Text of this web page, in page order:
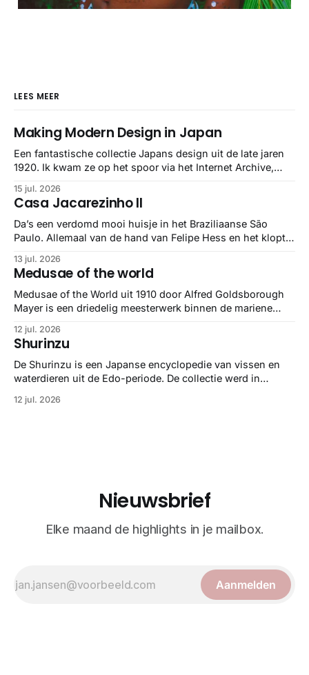
LEES MEER
Making Modern Design in Japan
Een fantastische collectie Japans design uit de late jaren
1920. Ik kwam ze op het spoor via het Internet Archive,
gebundeld in een: boek ✨ Daarin hebben ze alle scans een
stuk netter getrokken, maar op deze manier vind ik ze er
minstens
15 jul. 2026
Casa Jacarezinho II
Da’s een verdomd mooi huisje in het Braziliaanse São
Paulo. Allemaal van de hand van Felipe Hess en het klopt
13 jul. 2026
Medusae of the world
Medusae of the World uit 1910 door Alfred Goldsborough
Mayer is een driedelig meesterwerk binnen de mariene
gedetailleerd overzicht van kwallensoorten en hun
taxonomie. Het boek staat bekend om de combinatie van
strikte wetenschap met prachtige, handgetekende
illustraties en kleurendrukplaten van Mayer zelf.
12 jul. 2026
Shurinzu
De Shurinzu is een Japanse encyclopedie van vissen en
waterdieren uit de Edo-periode. De collectie werd in
bekend om verfijnde technieken en bijna driedimensionale
12 jul. 2026
Nieuwsbrief
Elke maand de highlights in je mailbox.
Aanmelden